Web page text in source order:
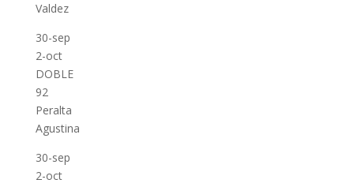
Valdez
30-sep
2-oct
DOBLE
92
Peralta
Agustina
30-sep
2-oct